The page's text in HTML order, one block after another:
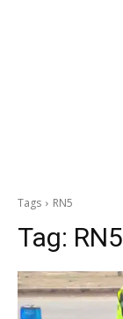
Tags RN5
Tag: RN5